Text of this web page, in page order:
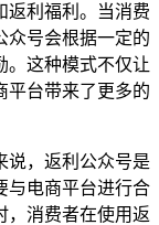
返利福利。当消费
众号会根据一定的
。这种模式不仅让
平台带来了更多的
说，返利公众号是
与电商平台进行合
，消费者在使用返